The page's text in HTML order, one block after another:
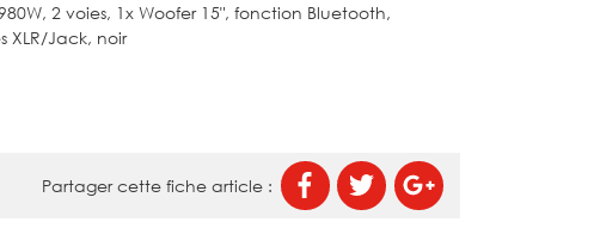
2 voies, 1x Woofer 15", fonction Bluetooth,
XLR/Jack, noir
Partager cette fiche article :